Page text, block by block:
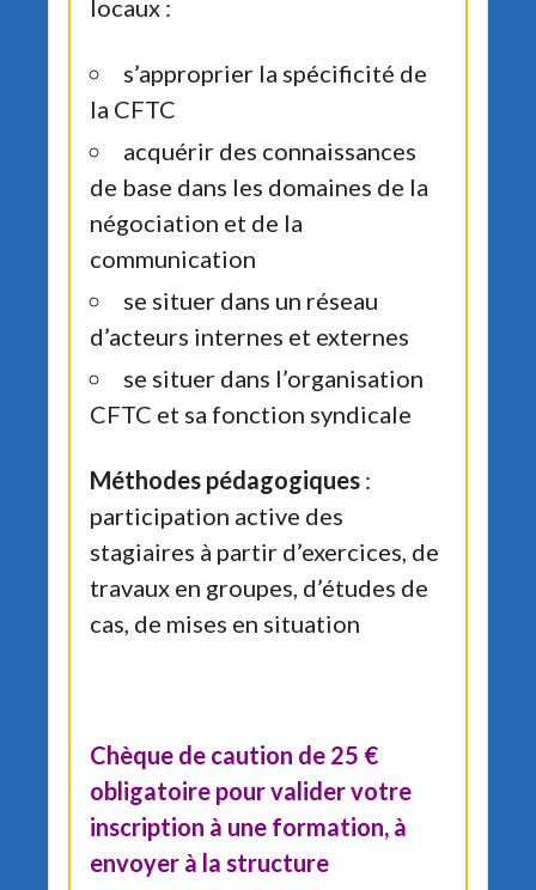
locaux :
s’approprier la spécificité de
la CFTC
acquérir des connaissances
de base dans les domaines de la
négociation et de la
communication
se situer dans un réseau
d’acteurs internes et externes
se situer dans l’organisation
CFTC et sa fonction syndicale
Méthodes pédagogiques :
participation active des
stagiaires à partir d’exercices, de
travaux en groupes, d’études de
cas, de mises en situation
Chèque de caution de 25 €
obligatoire pour valider votre
inscription à une formation, à
envoyer à la structure